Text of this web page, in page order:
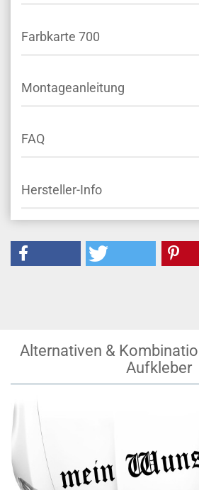
Farbkarte 700
Montageanleitung
FAQ
Hersteller-Info
Alternativen &
Aufkleber